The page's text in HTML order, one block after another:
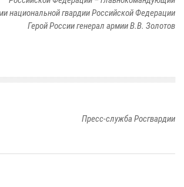
национальной гвардии Российской Федерации
Герой России генерал армии В.В. Золотов
Пресс-служба Росгвардии